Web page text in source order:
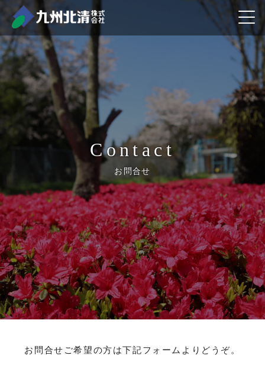
Contact
お問合せ
お問合せご希望の方は下記フォームよりどうぞ。